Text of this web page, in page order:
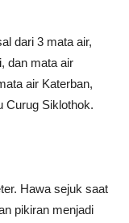
dari 3 mata air,
dan mata air
air Katerban,
Curug Siklothok.
Hawa sejuk saat
pikiran menjadi